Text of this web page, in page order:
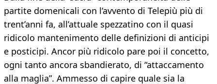
partite domenicali con l’avvento di Telepiù più di
trent’anni fa, all’attuale spezzatino con il quasi
ridicolo mantenimento delle definizioni di anticipi
e posticipi. Ancor più ridicolo pare poi il concetto,
ogni tanto ancora sbandierato, di “attaccamento
alla maglia”. Ammesso di capire quale sia la